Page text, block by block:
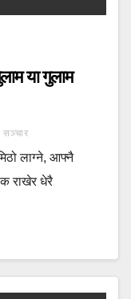
या गुलाम
लाग्ने, आफ्नै
राखेर धेरै